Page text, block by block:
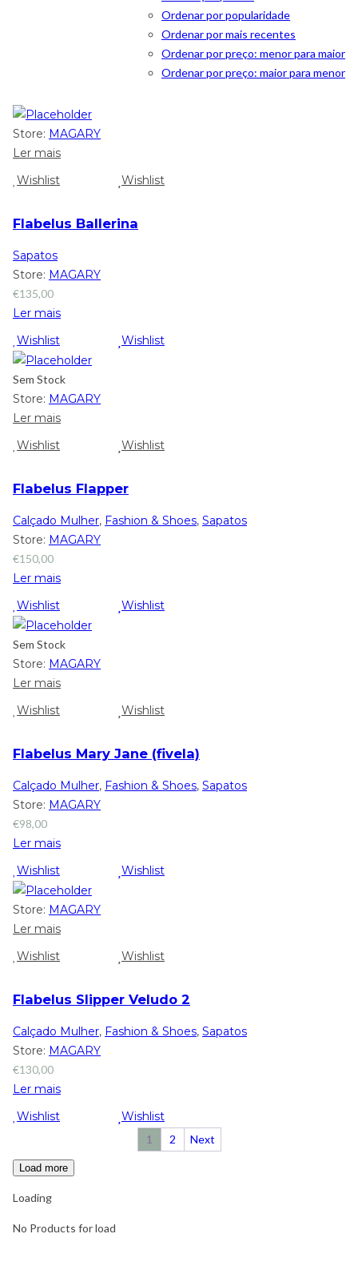
Ordenar por popularidade
Ordenar por mais recentes
Ordenar por preço: menor para maior
Ordenar por preço: maior para menor
Store: MAGARY
Ler mais
Wishlist
Wishlist
Flabelus Ballerina
Sapatos
Store: MAGARY
€135,00
Ler mais
Wishlist
Wishlist
Sem Stock
Store: MAGARY
Ler mais
Wishlist
Wishlist
Flabelus Flapper
Calçado Mulher, Fashion & Shoes, Sapatos
Store: MAGARY
€150,00
Ler mais
Wishlist
Wishlist
Sem Stock
Store: MAGARY
Ler mais
Wishlist
Wishlist
Flabelus Mary Jane (fivela)
Calçado Mulher, Fashion & Shoes, Sapatos
Store: MAGARY
€98,00
Ler mais
Wishlist
Wishlist
Store: MAGARY
Ler mais
Wishlist
Wishlist
Flabelus Slipper Veludo 2
Calçado Mulher, Fashion & Shoes, Sapatos
Store: MAGARY
€130,00
Ler mais
Wishlist
Wishlist
1 2 Next
Load more
Loading
No Products for load